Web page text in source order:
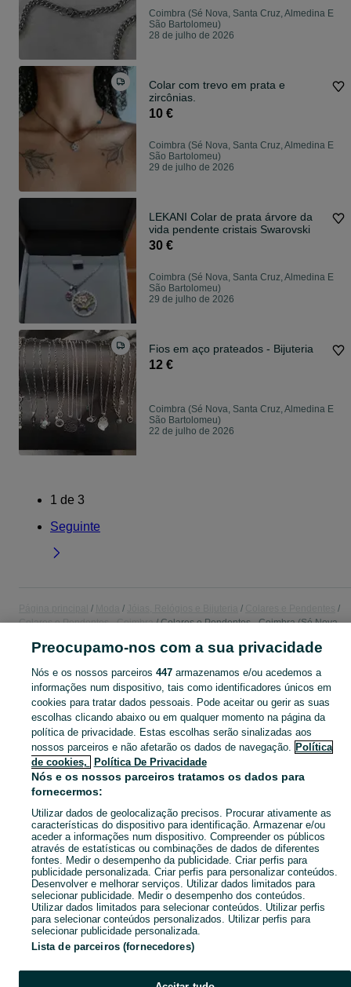
Coimbra (Sé Nova, Santa Cruz, Almedina E
São Bartolomeu)
28 de julho de 2026
Colar com trevo em prata e
zircônias.
10 €
Coimbra (Sé Nova, Santa Cruz, Almedina E
São Bartolomeu)
29 de julho de 2026
LEKANI Colar de prata árvore da
vida pendente cristais Swarovski
30 €
Coimbra (Sé Nova, Santa Cruz, Almedina E
São Bartolomeu)
29 de julho de 2026
Fios em aço prateados - Bijuteria
12 €
Coimbra (Sé Nova, Santa Cruz, Almedina E
São Bartolomeu)
22 de julho de 2026
1 de 3
Seguinte
Colares e Pendentes - Coimbra
Colares e Pendentes - Coimbra (Sé Nova,
CATEGORIA
Navegue pelos últimos anúncios de Colares e Pendentes em Coimbra (Sé Nova, Santa Cruz, Almedina E São Bartolomeu) no OLX Portugal. Compre e venda produtos locais com facilidade e segurança. Mostrar
Mapa do site
Mapa das freguesias
Mapa de mini-sites
Pesquisas populares
Preocupamo-nos com a sua privacidade
Nós e os nossos parceiros 447armazenamos e/ou acedemos a
informações num dispositivo, tais como identificadores únicos em
cookies para tratar dados pessoais. Pode aceitar ou gerir as suas
escolhas clicando abaixo ou em qualquer momento na página da
política de privacidade. Estas escolhas serão sinalizadas aos
nossos parceiros e não afetarão os dados de navegação. Política
de cookies,
Política De Privacidade
Nós e os nossos parceiros tratamos os dados para
fornecermos:
Utilizar dados de geolocalização precisos. Procurar ativamente as
características do dispositivo para identificação. Armazenar e/ou
aceder a informações num dispositivo. Compreender os públicos
através de estatísticas ou combinações de dados de diferentes
fontes. Medir o desempenho da publicidade. Criar perfis para
publicidade personalizada. Criar perfis para personalizar conteúdos.
Desenvolver e melhorar serviços. Utilizar dados limitados para
selecionar publicidade. Medir o desempenho dos conteúdos.
Utilizar dados limitados para selecionar conteúdos. Utilizar perfis
para selecionar conteúdos personalizados. Utilizar perfis para
selecionar publicidade personalizada.
Lista de parceiros (fornecedores)